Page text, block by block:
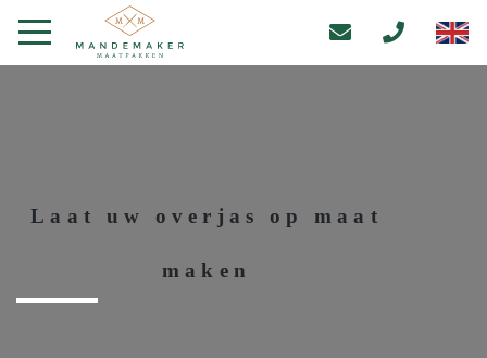
Laat uw overjas op maat
maken